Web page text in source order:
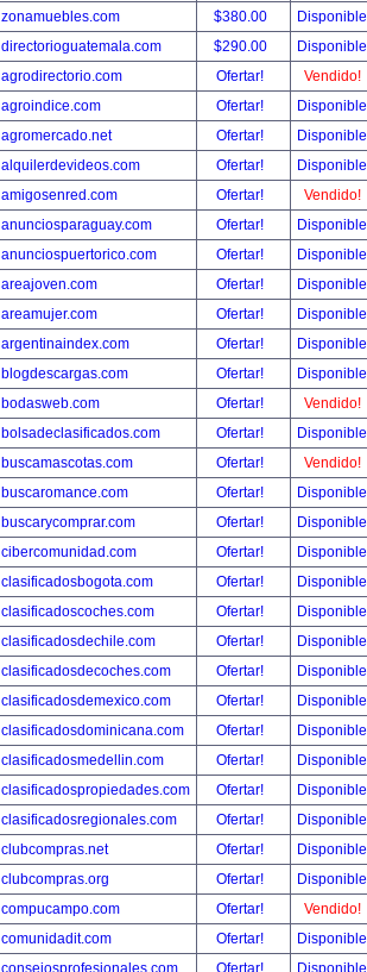
zonamuebles.com
$380.00
Disponible
directorioguatemala.com
$290.00
Disponible
agrodirectorio.com
Ofertar!
Vendido!
agroindice.com
Ofertar!
Disponible
agromercado.net
Ofertar!
Disponible
alquilerdevideos.com
Ofertar!
Disponible
amigosenred.com
Ofertar!
Vendido!
anunciosparaguay.com
Ofertar!
Disponible
anunciospuertorico.com
Ofertar!
Disponible
areajoven.com
Ofertar!
Disponible
areamujer.com
Ofertar!
Disponible
argentinaindex.com
Ofertar!
Disponible
blogdescargas.com
Ofertar!
Disponible
bodasweb.com
Ofertar!
Vendido!
bolsadeclasificados.com
Ofertar!
Disponible
buscamascotas.com
Ofertar!
Vendido!
buscaromance.com
Ofertar!
Disponible
buscarycomprar.com
Ofertar!
Disponible
cibercomunidad.com
Ofertar!
Disponible
clasificadosbogota.com
Ofertar!
Disponible
clasificadoscoches.com
Ofertar!
Disponible
clasificadosdechile.com
Ofertar!
Disponible
clasificadosdecoches.com
Ofertar!
Disponible
clasificadosdemexico.com
Ofertar!
Disponible
clasificadosdominicana.com
Ofertar!
Disponible
clasificadosmedellin.com
Ofertar!
Disponible
clasificadospropiedades.com
Ofertar!
Disponible
clasificadosregionales.com
Ofertar!
Disponible
clubcompras.net
Ofertar!
Disponible
clubcompras.org
Ofertar!
Disponible
compucampo.com
Ofertar!
Vendido!
comunidadit.com
Ofertar!
Disponible
consejosprofesionales.com
Ofertar!
Disponible